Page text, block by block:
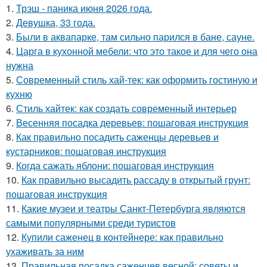
1. Трэш - паника июня 2026 года.
2. Девушка, 33 года.
3. Были в аквапарке, там сильно парился в бане, сауне.
4. Царга в кухонной мебели: что это такое и для чего она
нужна
5. Современный стиль хай-тек: как оформить гостиную и
кухню
6. Стиль хайтек: как создать современный интерьер
7. Весенняя посадка деревьев: пошаговая инструкция
8. Как правильно посадить саженцы деревьев и
кустарников: пошаговая инструкция
9. Когда сажать яблони: пошаговая инструкция
10. Как правильно высадить рассаду в открытый грунт:
пошаговая инструкция
11. Какие музеи и театры Санкт-Петербурга являются
самыми популярными среди туристов
12. Купили саженец в контейнере: как правильно
ухаживать за ним